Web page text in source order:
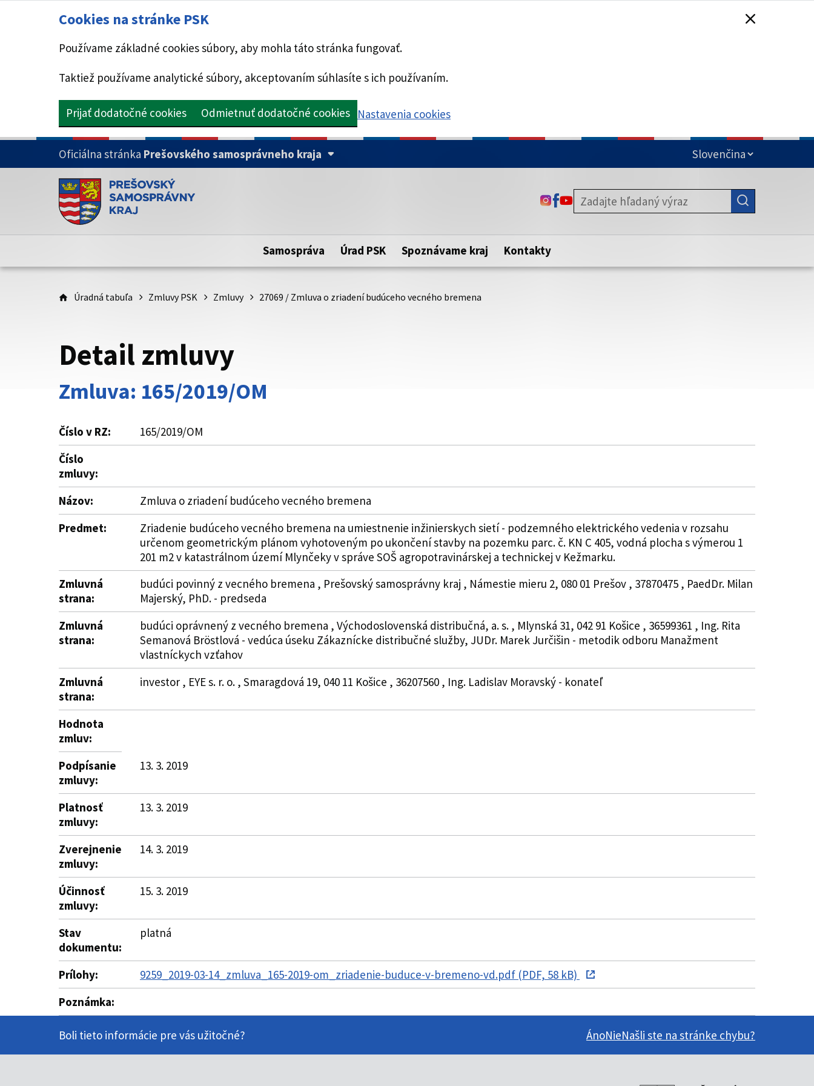
Cookies na stránke PSK
Používame základné cookies súbory, aby mohla táto stránka fungovať.
Taktiež používame analytické súbory, akceptovaním súhlasíte s ich používaním.
Prijať dodatočné cookies Odmietnuť dodatočné cookies Nastavenia cookies
PRESKOČIŤ NA HLAVNÝ OBSAH
Oficiálna stránka Prešovského samosprávneho kraja
Doména psk.sk je oficiálna
Toto je oficiálna webová stránka Prešovského samosprávneho kraja.
Táto stránka je zabezpečená
zabezpečenú webovú stránku. Zabezpečená stránka vždy začína
https:// pred názvom domény webového sídla.
ODKAZ SA OTVORÍ NA NOVEJ KARTE
ODKAZ SA OTVORÍ NA NOVEJ KARTE
ODKAZ SA OTVORÍ NA NOVEJ KARTE
Samospráva Úrad PSK Spoznávame kraj Kontakty
Úradná tabuľa Zmluvy PSK Zmluvy 27069 / Zmluva o zriadení budúceho vecného bremena
Detail zmluvy
Zmluva: 165/2019/OM
Číslo v RZ:
165/2019/OM
Číslo
zmluvy:
Názov:
Zmluva o zriadení budúceho vecného bremena
Predmet:
Zriadenie budúceho vecného bremena na umiestnenie inžinierskych sietí - podzemného elektrického vedenia v rozsahu
určenom geometrickým plánom vyhotoveným po ukončení stavby na pozemku parc. č. KN C 405, vodná plocha s výmerou 1
201 m2 v katastrálnom území Mlynčeky v správe SOŠ agropotravinárskej a technickej v Kežmarku.
Zmluvná
strana:
budúci povinný z vecného bremena , Prešovský samosprávny kraj , Námestie mieru 2, 080 01 Prešov , 37870475 , PaedDr. Milan
Majerský, PhD. - predseda
Zmluvná
strana:
budúci oprávnený z vecného bremena , Východoslovenská distribučná, a. s. , Mlynská 31, 042 91 Košice , 36599361 , Ing. Rita
Semanová Bröstlová - vedúca úseku Zákaznícke distribučné služby, JUDr. Marek Jurčišin - metodik odboru Manažment
vlastníckych vzťahov
Zmluvná
strana:
investor , EYE s. r. o. , Smaragdová 19, 040 11 Košice , 36207560 , Ing. Ladislav Moravský - konateľ
Hodnota
zmluv:
Podpísanie
zmluvy:
13. 3. 2019
Platnosť
zmluvy:
13. 3. 2019
Zverejnenie
zmluvy:
14. 3. 2019
Účinnosť
zmluvy:
15. 3. 2019
Stav
dokumentu:
platná
Prílohy:
9259_2019-03-14_zmluva_165-2019-om_zriadenie-buduce-v-bremeno-vd.pdf (PDF, 58 kB)
Poznámka:
Boli tieto informácie pre vás užitočné? ÁnoNieNašli ste na stránke chybu?